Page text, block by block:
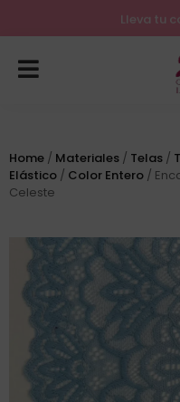
Lleva tu
Home / Materiales / Telas /
Elástico / Color Entero /
Celeste